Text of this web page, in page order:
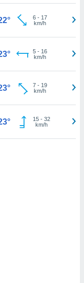
6- 17
km/h
5- 16
km/h
7- 19
km/h
15- 32
km/h